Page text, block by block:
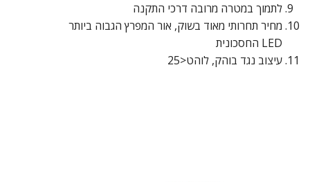
לתמוך במטרה מרובה דרכי התקנה
מחיר תחרותי מאוד בשוק, אור המפרץ הגבוה ביותר
LED החסכונית
עיצוב נגד בוהק, לוהט<25